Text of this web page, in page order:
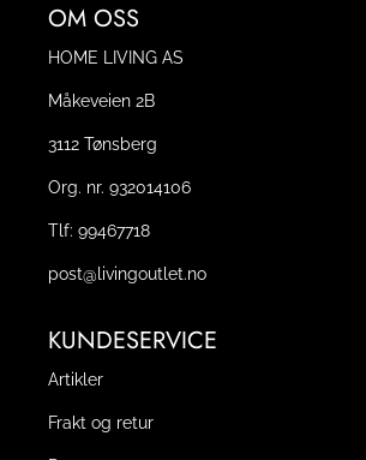
OM OSS
HOME LIVING AS
Måkeveien 2B
3112 Tønsberg
Org. nr. 932014106
Tlf: 99467718
post@livingoutlet.no
KUNDESERVICE
Artikler
Frakt og retur